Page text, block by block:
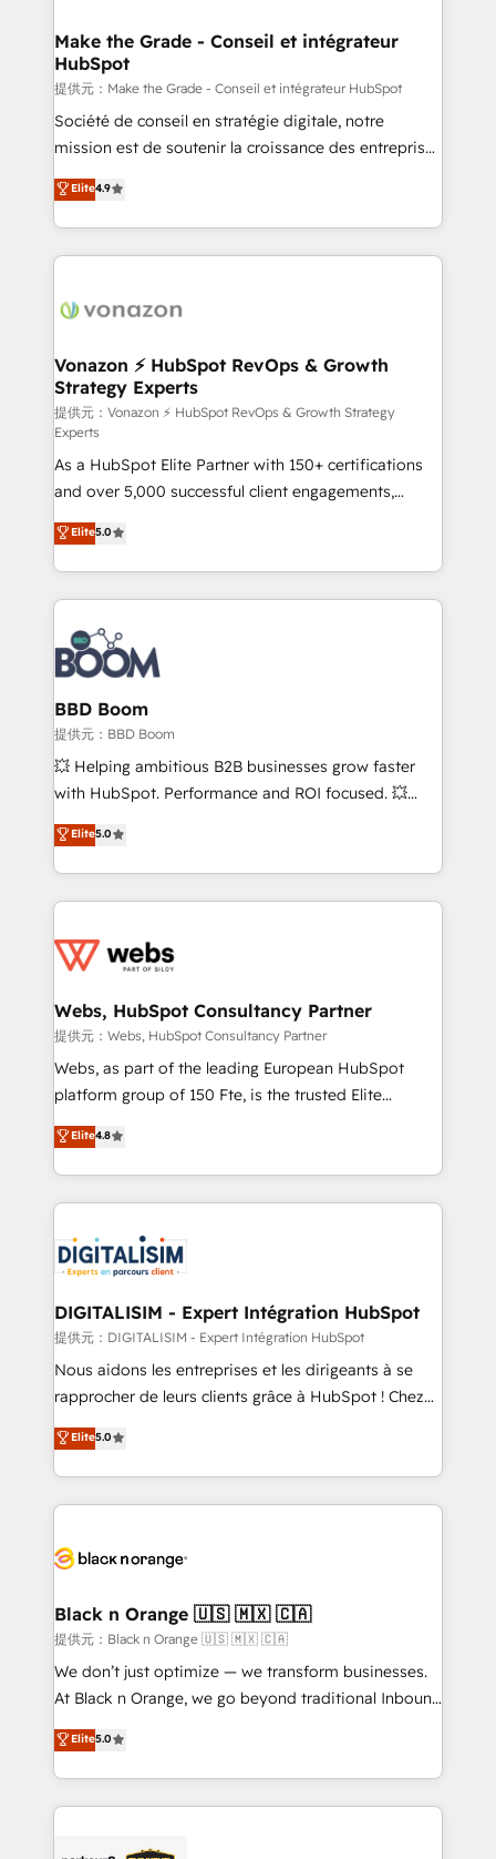
& reprise de données - Stratégie RevOps &
alignement Marketing / Sales - Data, reporting &
tableaux de bord - Onboarding, audit &
optimisation - Intégrations métiers (ERP, téléphonie,
e-commerce) - Formation & accompagnement au
et grandes entreprises en France et à l'international,
dans des secteurs variés : SaaS, immobilier,
Make the Grade - Conseil et intégrateur
HubSpot
提供元：Make the Grade - Conseil et intégrateur HubSpot
Société de conseil en stratégie digitale, notre
mission est de soutenir la croissance des entreprises
B2B à travers l’acquisition de nouveaux clients,
l'intégration CRM et le développement des revenus
auprès de vos comptes existants. En France et à
l'international, nous travaillons avec des ETI
delà d’une simple transformation digitale et des
➤ L’intégration de CRM et de méthodologie RevOps
pour aligner les équipes marketing, commerciales et
support client (data migration, synchronisation API,
audit et maintenance) ➤ La création de sites internet
de conversion qui transforment les visiteurs en
opportunités d'affaires ➤ La mise en place de
stratégies d'acquisition marketing (SEO, SEA,
inbound, automatisation marketing, ABM, IA,
emailing) Informations clés : - 10 ans d'expérience -
100+ intégrations CRM HubSpot réussies - 40
experts conseil - 150 certifications HubSpot
cumulées
Elite4.9
Vonazon ⚡ HubSpot RevOps & Growth
Strategy Experts
提供元：Vonazon ⚡ HubSpot RevOps & Growth Strategy
Experts
As a HubSpot Elite Partner with 150+ certifications
and over 5,000 successful client engagements,
Vonazon turns marketing complexity into
measurable, scalable growth. From onboarding to
enterprise-grade campaigns, our in-house team
builds scalable strategies that drive long-term
revenue. ⚙️ HubSpot Integration & Optimization •
Seamless CRM, CMS, and automation setup •
Complex platform migrations and data cleanups •
Custom APIs and third-party integrations 📈 End-to-
End Revenue Acceleration • Lifecycle marketing and
pipeline growth programs • Sales enablement tools
and CRM optimization • Retention strategies with
Execution • 750+ onboardings and 2,000+
implementations • Deep expertise across marketing,
Elite5.0
BBD Boom
提供元：BBD Boom
💥 Helping ambitious B2B businesses grow faster
with HubSpot. Performance and ROI focused. 💥
BBD Boom is the HubSpot partner that can help you
to HubSpot Better. We work with your teams to
solve all your HubSpot challenges and improve user
adoption, sales process and marketing results.
the first time 🔧 Designing and optimising your
and build using HubSpot 🔌 Integrating HubSpot
with other systems 🎓 Training your teams to be
HubSpot pros 📊 Lead generation services using
HubSpot Why us? - SIX HubSpot Accreditations -
CRM, Solutions Architecture, Onboarding , Data
Migration, Custom Integration & Platform
team of 25+ experts Contact us today to help you
get more from your investment in HubSpot.
Elite5.0
Webs, HubSpot Consultancy Partner
提供元：Webs, HubSpot Consultancy Partner
Webs, as part of the leading European HubSpot
platform group of 150 Fte, is the trusted Elite
HubSpot CRM Partner offering you a roadmap on
maximizing EBITDA and achieving Commercial
Excellence. With our targeted processes, we
strengthen your digital transformation and minimize
Implementation partner, we provide expertise to
drive your business forward. Since 2015 we are fully
dedicated to HubSpot and with an experienced
team (50+), we work with reputable companies in
B2B sectors such as manufacturing, SaaS and
business services. We prepare a customized
impact of your digital transformation, including a
detailed financial rationale with a focus on ROI and
embark on a transformational journey that sets your
business up for long-term success. Unlock your
business. If not now, when?
Elite4.8
DIGITALISIM - Expert Intégration HubSpot
提供元：DIGITALISIM - Expert Intégration HubSpot
Nous aidons les entreprises et les dirigeants à se
rapprocher de leurs clients grâce à HubSpot ! Chez
DIGITALISIM, nous avons l'intime conviction que la
réussite des entreprises passe par l’innovation web,
le marketing digital, et la relation client ! C'est
pourquoi, nos experts sont à la fois capables de
référencement, votre stratégie digitale et le pilotage
projet HubSpot avec DIGITALISIM : 🧽 Nettoyage,
migration et intégration des bases de données. 🚀
Développement des interfaces avec vos logiciels
métiers ⚙️ Configuration de la plateforme HubSpot
Book Process & Guidelines utilisateurs 🎓
Formations des utilisateurs
Elite5.0
Black n Orange 🇺🇸 🇲🇽 🇨🇦
提供元：Black n Orange 🇺🇸 🇲🇽 🇨🇦
We don’t just optimize — we transform businesses.
At Black n Orange, we go beyond traditional Inbound
Marketing with our exclusive methodologies:
BOOMS and BOOST. Together, they form a powerful
combination that has driven success for over 800
businesses worldwide. As Elite HubSpot Partners, we
Elite5.0